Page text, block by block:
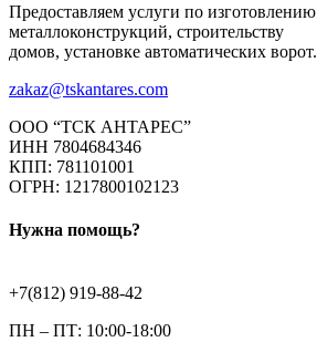
Предоставляем услуги по изготовлению
металлоконструкций, строительству
домов, установке автоматических ворот.
zakaz@tskantares.com
ООО “ТСК АНТАРЕС”
ИНН 7804684346
КПП: 781101001
ОГРН: 1217800102123
Нужна помощь?
+7(812) 919-88-42
ПН – ПТ: 10:00-18:00